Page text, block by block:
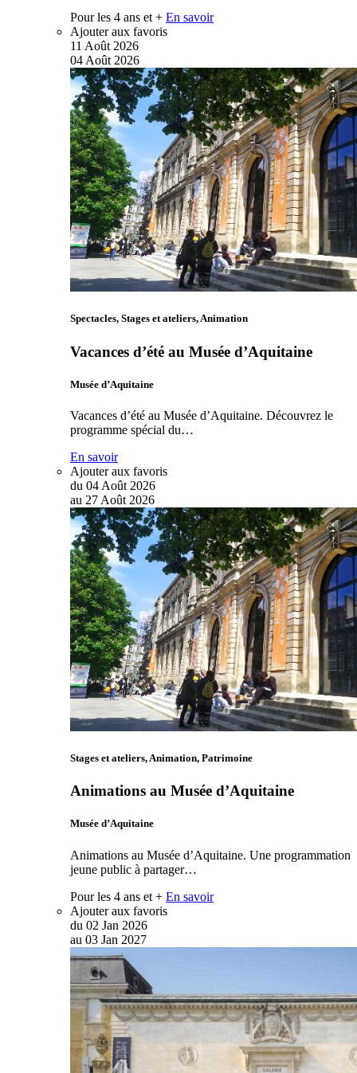
Pour les 4 ans et + En savoir
Ajouter aux favoris
11 Août 2026
04 Août 2026
Spectacles, Stages et ateliers, Animation
Vacances d’été au Musée d’Aquitaine
Musée d’Aquitaine
Vacances d’été au Musée d’Aquitaine. Découvrez le
programme spécial du…
En savoir
Ajouter aux favoris
du 04 Août 2026
au 27 Août 2026
Stages et ateliers, Animation, Patrimoine
Animations au Musée d’Aquitaine
Musée d’Aquitaine
Animations au Musée d’Aquitaine. Une programmation
jeune public à partager…
Pour les 4 ans et + En savoir
Ajouter aux favoris
du 02 Jan 2026
au 03 Jan 2027